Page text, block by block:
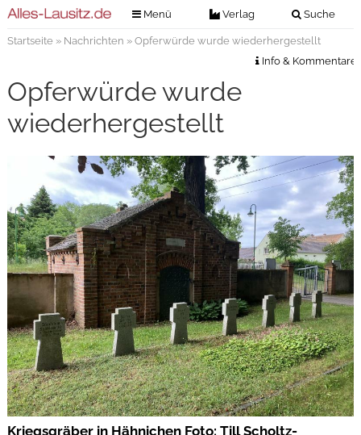
Menü Verlag Suche
Verlag
Kontakt
Impressum
Nachrichten
Anzeigenannahme
Anzeigensuche
Digitale Ausgaben
Startseite» Nachrichten » Opferwürde wurde wiederhergestellt
Info & Kommentare
Opferwürde wurde
wiederhergestellt
Kriegsgräber in Hähnichen Foto: Till Scholtz-